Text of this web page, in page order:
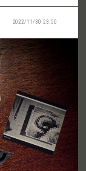
2022/11/30 23:50